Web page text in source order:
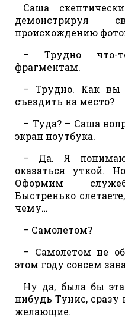
Саша
демонстрируя
происхождению
– Трудно что-
фрагментам.
– Трудно. Как вы
съездить на место?
– Туда? – Саша
экран ноутбука.
– Да. Я
оказаться уткой.
Оформим
Быстренько
чему…
– Самолетом?
– Самолетом не
этом году совсем
Ну да, была бы
нибудь Тунис,
желающие.